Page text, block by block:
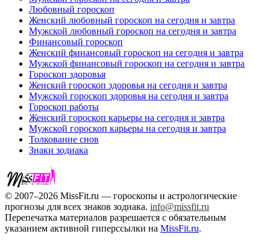
Любовный гороскоп
Женский любовный гороскоп на сегодня и завтра
Мужской любовный гороскоп на сегодня и завтра
Финансовый гороскоп
Женский финансовый гороскоп на сегодня и завтра
Мужской финансовый гороскоп на сегодня и завтра
Гороскоп здоровья
Женский гороскоп здоровья на сегодня и завтра
Мужской гороскоп здоровья на сегодня и завтра
Гороскоп работы
Женский гороскоп карьеры на сегодня и завтра
Мужской гороскоп карьеры на сегодня и завтра
Толкование снов
Знаки зодиака
© 2007–2026 MissFit.ru — гороскопы и астрологические
прогнозы для всех знаков зодиака. info@missfit.ru
Перепечатка материалов разрешается с обязательным
указанием активной гиперссылки на MissFit.ru.